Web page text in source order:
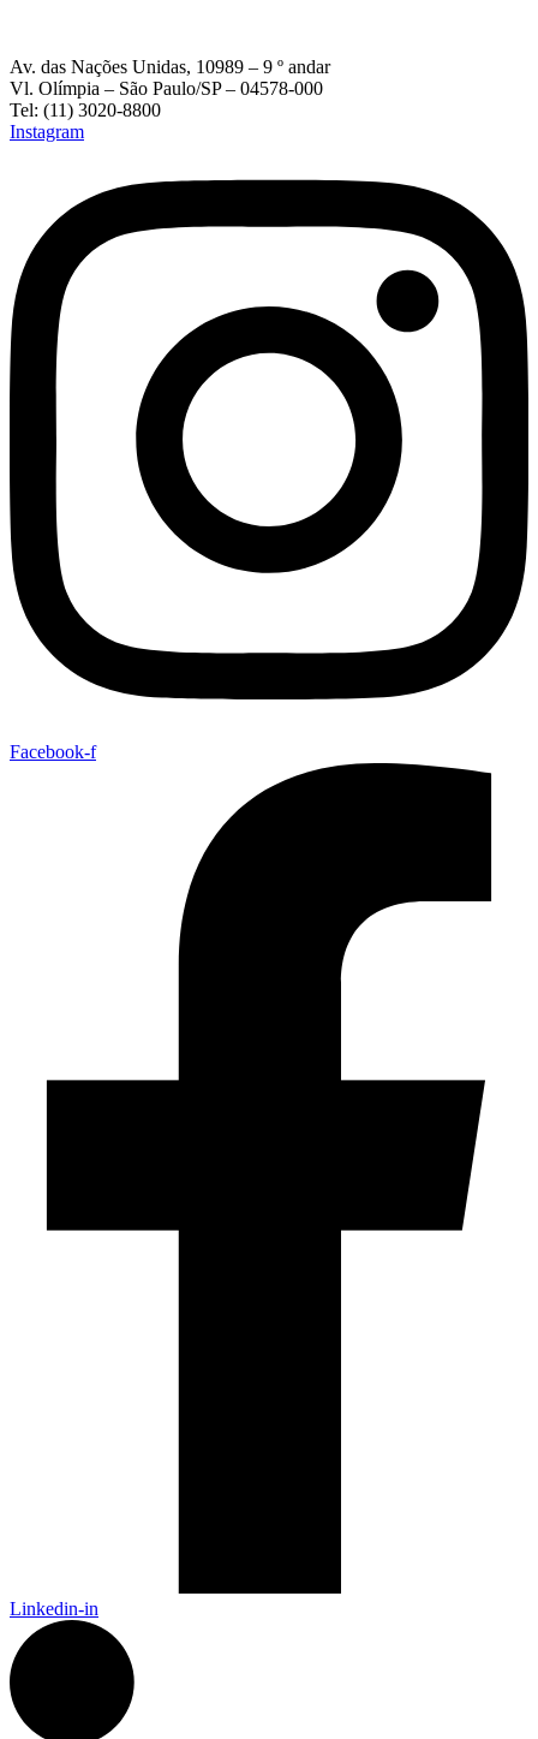
Av. das Nações Unidas, 10989 – 9 º andar
Vl. Olímpia – São Paulo/SP – 04578-000
Tel: (11) 3020-8800
Instagram
Facebook-f
Linkedin-in